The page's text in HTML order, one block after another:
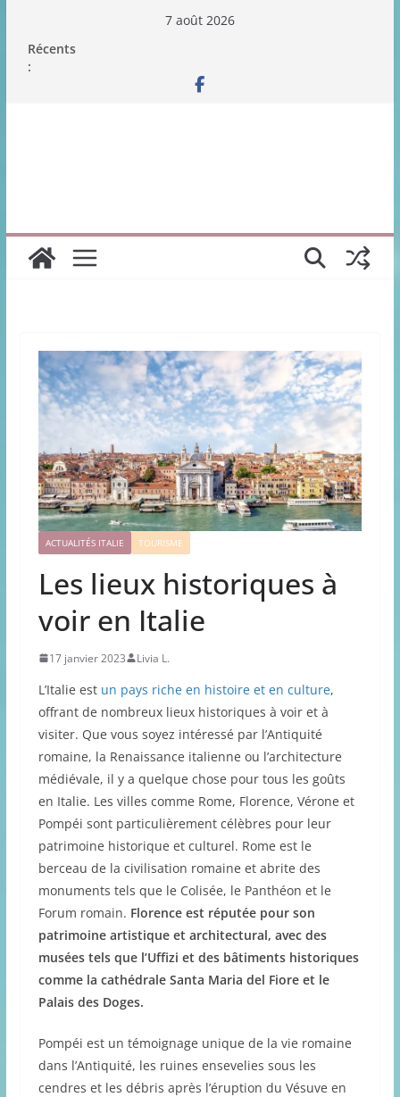
contenu
7 août 2026
Récents
:
ACTUALITÉS ITALIE TOURISME
Les lieux historiques à
voir en Italie
17 janvier 2023 Livia L.
L’Italie est un pays riche en histoire et en culture,
offrant de nombreux lieux historiques à voir et à
visiter. Que vous soyez intéressé par l’Antiquité
romaine, la Renaissance italienne ou l’architecture
médiévale, il y a quelque chose pour tous les goûts
en Italie. Les villes comme Rome, Florence, Vérone et
Pompéi sont particulièrement célèbres pour leur
patrimoine historique et culturel. Rome est le
berceau de la civilisation romaine et abrite des
monuments tels que le Colisée, le Panthéon et le
Forum romain. Florence est réputée pour son
patrimoine artistique et architectural, avec des
musées tels que l’Uffizi et des bâtiments historiques
comme la cathédrale Santa Maria del Fiore et le
Palais des Doges.
Pompéi est un témoignage unique de la vie romaine
dans l’Antiquité, les ruines ensevelies sous les
cendres et les débris après l’éruption du Vésuve en